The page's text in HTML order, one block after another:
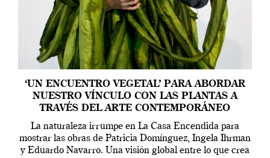
‘UN ENCUENTRO VEGETAL’ PARA ABORDAR
NUESTRO VÍNCULO CON LAS PLANTAS A
TRAVÉS DEL ARTE CONTEMPORÁNEO
La naturaleza irrumpe en La Casa Encendida para
mostrar las obras de Patricia Domínguez, Ingela Ihrman
y Eduardo Navarro. Una visión global entre lo que crea